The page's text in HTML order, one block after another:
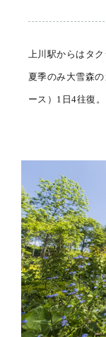
上川駅からはタク
夏季のみ大雪森
ース）1日4往復。